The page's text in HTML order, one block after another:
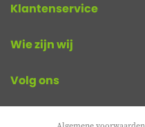
Klantenservice
Wie zijn wij
Volg ons